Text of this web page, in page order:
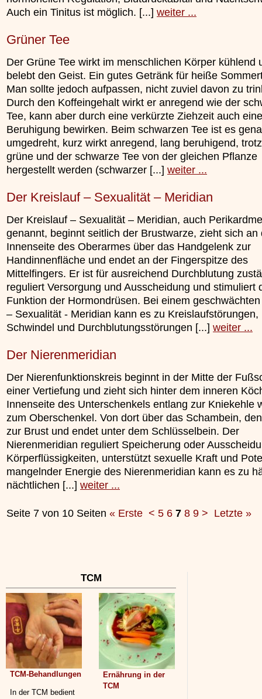
Auch ein Tinitus ist möglich. [...] weiter ...
Grüner Tee
Der Grüne Tee wirkt im menschlichen Körper kühlend
belebt den Geist. Ein gutes Getränk für heiße
Man sollte jedoch aufpassen, nicht zuviel davon zu
Durch den Koffeingehalt wirkt er anregend wie der
Tee, kann aber durch eine verkürzte Ziehzeit auch eine
Beruhigung bewirken. Beim schwarzen Tee ist es
umgedreht, kurz wirkt anregend, lang beruhigend,
grüne und der schwarze Tee von der gleichen Pflanze
hergestellt werden (schwarzer [...] weiter ...
Der Kreislauf – Sexualität – Meridian
Der Kreislauf – Sexualität – Meridian, auch
genannt, beginnt seitlich der Brustwarze, zieht sich an
Innenseite des Oberarmes über das Handgelenk zur
Handinnenfläche und endet an der Fingerspitze des
Mittelfingers. Er ist für ausreichend Durchblutung
reguliert Versorgung und Ausscheidung und stimuliert
Funktion der Hormondrüsen. Bei einem
– Sexualität - Meridian kann es zu Kreislaufstörungen,
Schwindel und Durchblutungsstörungen [...] weiter ...
Der Nierenmeridian
Der Nierenfunktionskreis beginnt in der Mitte der
einer Vertiefung und zieht sich hinter dem inneren
Innenseite des Unterschenkels entlang zur Kniekehle
zum Oberschenkel. Von dort über das Schambein,
zur Brust und endet unter dem Schlüsselbein. Der
Nierenmeridian reguliert Speicherung oder
Körperflüssigkeiten, unterstützt sexuelle Kraft und
mangelnder Energie des Nierenmeridian kann es zu
nächtlichen [...] weiter ...
Seite 7 von 10 Seiten « Erste < 5 6 7 8 9 > Letzte »
TCM
TCM-Behandlungen
In der TCM bedient
Ernährung in der
TCM